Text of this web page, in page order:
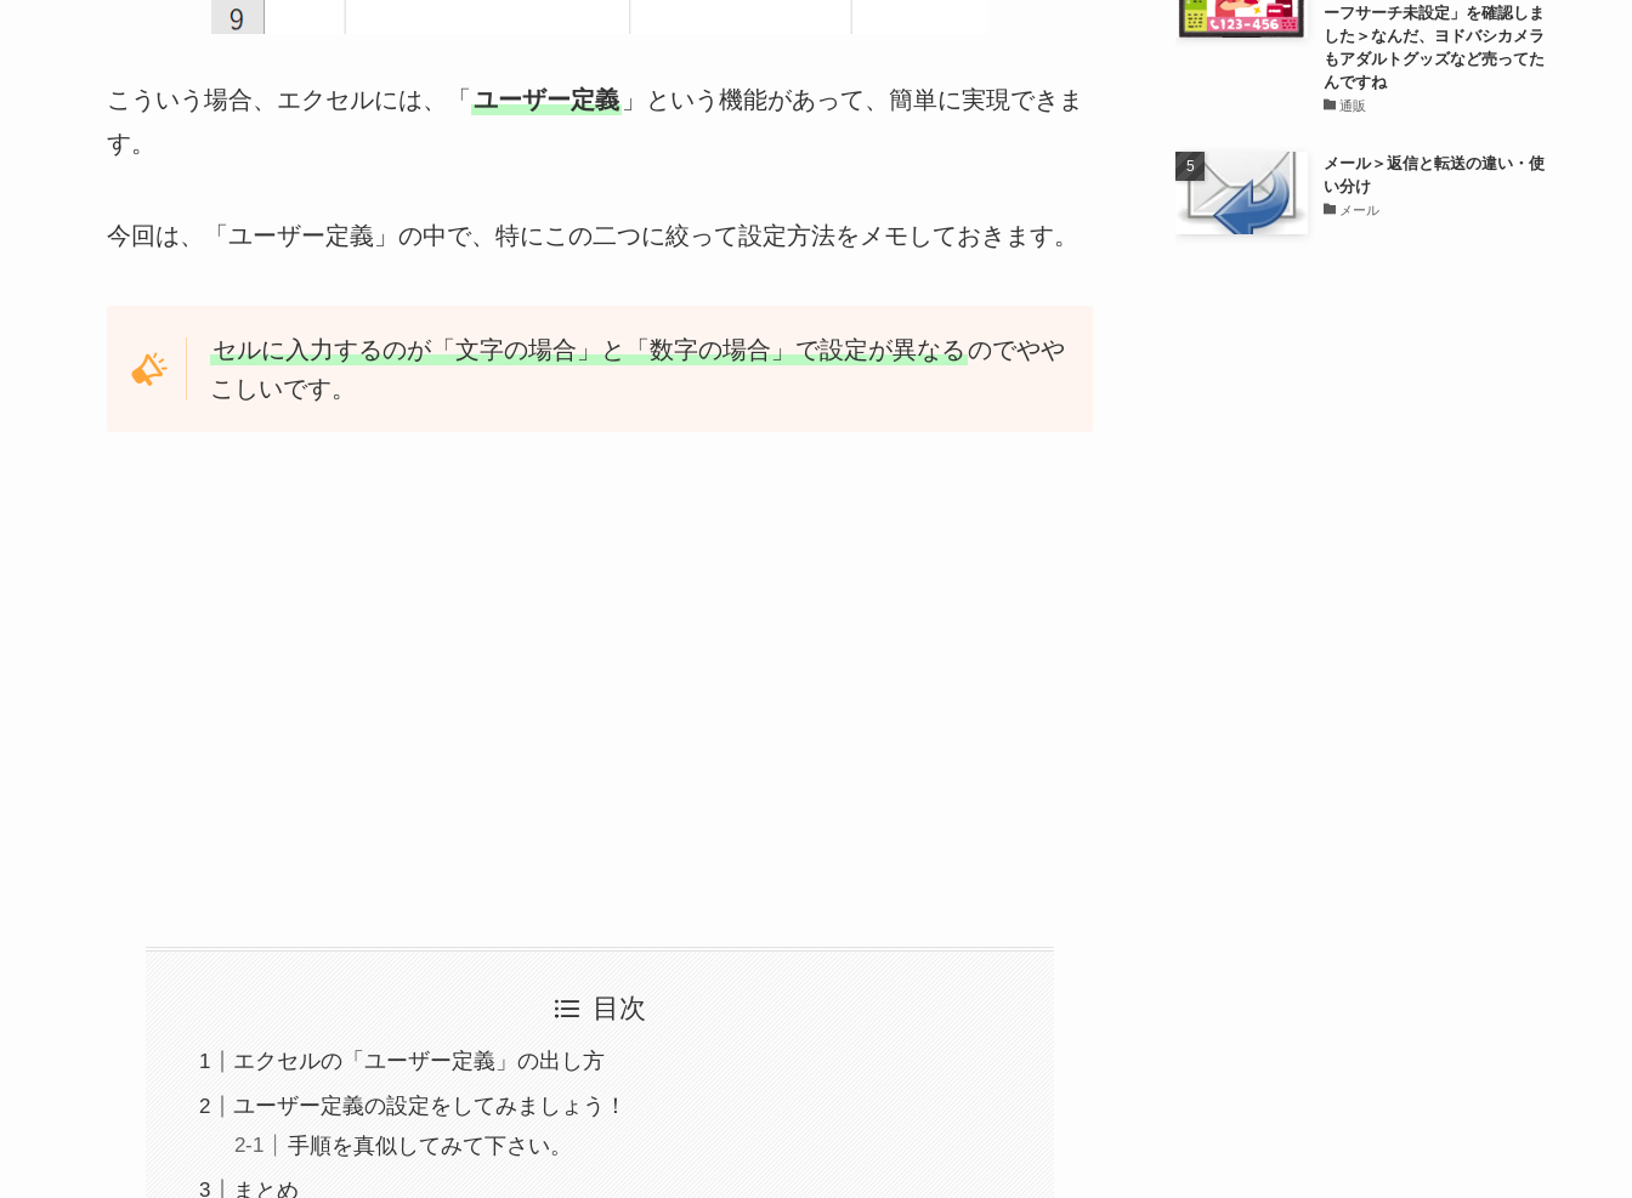
こういう場合、エクセルには、「 ユーザー定義 」という機能があって、簡単に実現できま
す。
今回は、「ユーザー定義」の中で、特にこの二つに絞って設定方法をメモしておきます。
セルに入力するのが「文字の場合」と「数字の場合」で設定が異なるのでやや
こしいです。
目次
エクセルの「ユーザー定義」の出し方
ユーザー定義の設定をしてみましょう！
手順を真似してみて下さい。
まとめ
ーフサーチ未設定」を確認しま
した＞なんだ、ヨドバシカメラ
もアダルトグッズなど売ってた
んですね
通販
メール＞返信と転送の違い・使
い分け
メール